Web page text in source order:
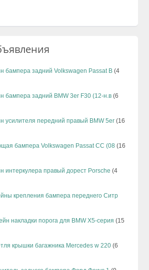
бампера задний Volkswagen Passat B (4
бампера задний BMW 3er F30 (12-н.в (6
усилителя передний правый BMW 5er (16
бампера Volkswagen Passat CC (08 (16
интеркулера правый дорест Porsche (4
крепления бампера переднего Ситр
накладки порога для BMW X5-серия (15
крышки багажника Mercedes w 220 (6